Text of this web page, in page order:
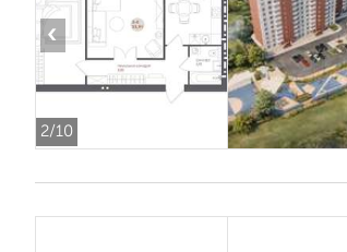
2/10
‹